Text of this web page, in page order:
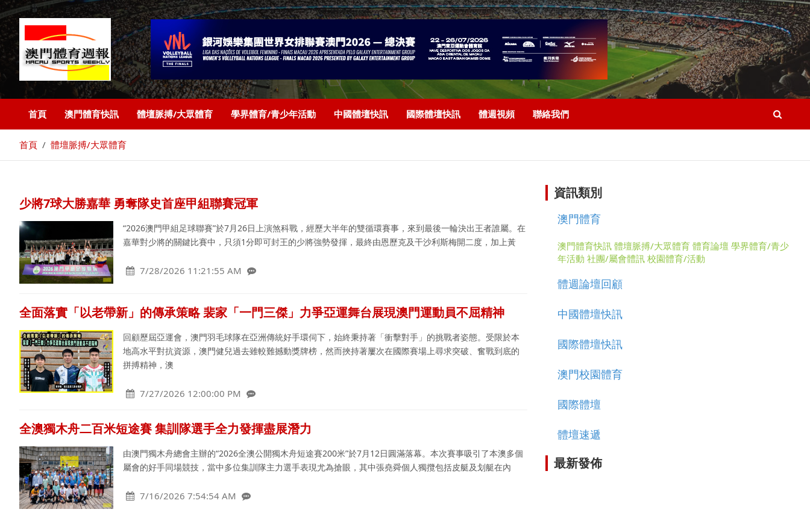
首頁 澳門體育快訊 體壇脈搏/大眾體育 學界體育/青少年活動 中國體壇快訊 國際體壇快訊 體週視頻 聯絡我們
首頁 體壇脈搏/大眾體育
少將7球大勝嘉華 勇奪隊史首座甲組聯賽冠軍
“2026澳門甲組足球聯賽”於7月26日上演煞科戰，經歷大半年的雙循環賽事，來到最後一輪決出王者誰屬。在
嘉華對少將的關鍵比賽中，只須1分即可封王的少將強勢發揮，最終由恩歷克及干沙利斯梅開二度，加上黃
7/28/2026 11:21:55 AM
全面落實「以老帶新」的傳承策略 裴家「一門三傑」力爭亞運舞台展現澳門運動員不屈精神
回顧歷屆亞運會，澳門羽毛球隊在亞洲傳統好手環伺下，始終秉持著「衝擊對手」的挑戰者姿態。受限於本
地高水平對抗資源，澳門健兒過去雖較難撼動獎牌榜，然而挾持著屢次在國際賽場上尋求突破、奮戰到底的
拼搏精神，澳
7/27/2026 12:00:00 PM
全澳獨木舟二百米短途賽 集訓隊選手全力發揮盡展潛力
由澳門獨木舟總會主辦的“2026全澳公開獨木舟短途賽200米”於7月12日圓滿落幕。本次賽事吸引了本澳多個
屬會的好手同場競技，當中多位集訓隊主力選手表現尤為搶眼，其中張堯舜個人獨攬包括皮艇及划艇在內
7/16/2026 7:54:54 AM
資訊類別
澳門體育
澳門體育快訊 體壇脈搏/大眾體育 體育論壇 學界體育/青少
年活動 社團/屬會體訊 校園體育/活動
體週論壇回顧
中國體壇快訊
國際體壇快訊
澳門校園體育
國際體壇
體壇速遞
最新發佈